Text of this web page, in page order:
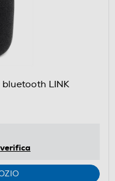
bluetooth LINK
verifica